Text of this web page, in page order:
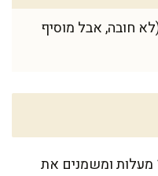
(לא חובה, אבל מוסיף
מתחילים בחימום תנור ל-170 מעלות ומשמנים את